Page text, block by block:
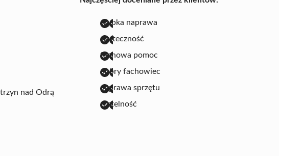
nad Odrą
szybka naprawa
skuteczność
fachowa pomoc
dobry fachowiec
naprawa sprzętu
rzetelność